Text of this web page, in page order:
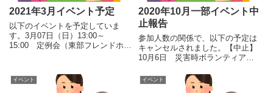
2021年3月イベント予定
以下のイベントを予定していま
す。3月07日（日）13:00～
15:00 定例会（東部フレンドホー
会（グリーンパレス）3月28日
（日）10:00～11:00 定例会（A
2020年10月一部イベント中
止報告
参加人数の関係で、以下の予定は
キャンセルされました。【中止】
10月6日 災害時ボランティア養
イベント イベント